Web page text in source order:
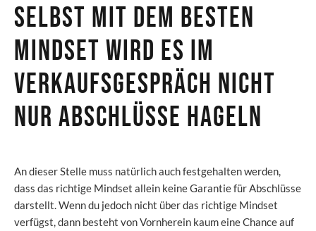
Selbst mit dem besten
Mindset wird es im
Verkaufsgespräch nicht
nur Abschlüsse hageln
An dieser Stelle muss natürlich auch festgehalten werden,
dass das richtige Mindset allein keine Garantie für Abschlüsse
darstellt. Wenn du jedoch nicht über das richtige Mindset
verfügst, dann besteht von Vornherein kaum eine Chance auf